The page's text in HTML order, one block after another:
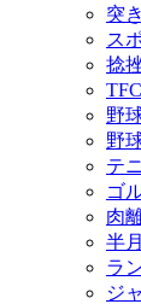
突
ス
捻
野
野
テ
ゴ
肉
半
ラ
ジ